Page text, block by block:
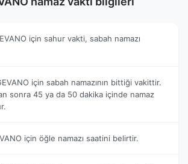
için sahur vakti, sabah namazı
için sabah namazının bittiği vakittir.
sonra 45 ya da 50 dakika içinde namaz
için öğle namazı saatini belirtir.